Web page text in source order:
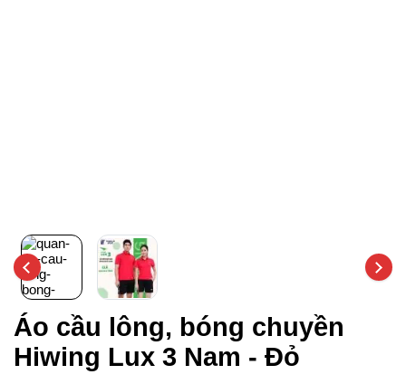
Áo cầu lông, bóng chuyền
Hiwing Lux 3 Nam - Đỏ